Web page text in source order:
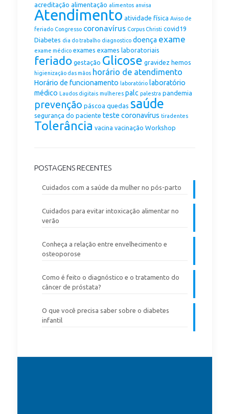
acreditação alimentação alimentos anvisa
Atendimento atividade física Aviso de
feriado Congresso coronavírus Corpus Christi covid19
Diabetes dia do trabalho diagnostico doença exame
exame médico exames exames laboratoriais
feriado gestação Glicose gravidez hemos
higienização das mãos horário de atendimento
Horário de funcionamento laboratório laboratório
médico Laudos digitais mulheres palc palestra pandemia
prevenção páscoa quedas saúde
segurança do paciente teste coronavírus tiradentes
Tolerância vacina vacinação Workshop
POSTAGENS RECENTES
Cuidados com a saúde da mulher no pós-parto
Cuidados para evitar intoxicação alimentar no
verão
Conheça a relação entre envelhecimento e
osteoporose
Como é feito o diagnóstico e o tratamento do
câncer de próstata?
O que você precisa saber sobre o diabetes
infantil